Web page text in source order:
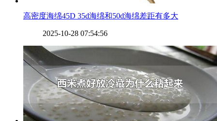
​高密度海绵45D 35d海绵和50d海绵差距有多大
2025-10-28 07:54:56